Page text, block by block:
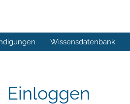
Wissensdatenbank
Einloggen